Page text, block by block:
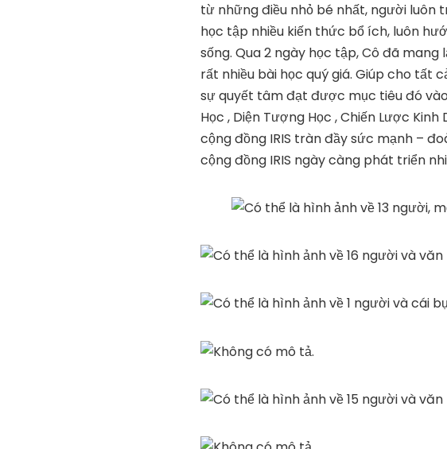
từ những điều nhỏ bé nhất, người
học tập nhiều kiến thức bổ ích, luôn
sống. Qua 2 ngày học tập, Cô đã
rất nhiều bài học quý giá. Giúp cho tất
sự quyết tâm đạt được mục tiêu đó
Học , Diện Tượng Học , Chiến Lược
cộng đồng IRIS tràn đầy sức mạnh –
cộng đồng IRIS ngày càng phát triển